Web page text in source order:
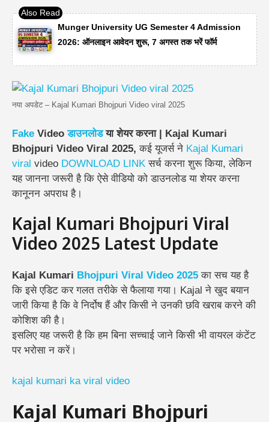
Munger University UG Semester 4 Admission
2026: ऑनलाइन आवेदन शुरू, 7 अगस्त तक भरें फॉर्म
नया अपडेट – Kajal Kumari Bhojpuri Video viral 2025
Fake Videoडाउनलोडया शेयर करना | Kajal Kumari
Bhojpuri Video Viral 2025,कई यूजर्स ने Kajal Kumari
viral video DOWNLOAD LINK सर्च करना शुरू किया, लेकिन
यह जानना जरूरी है किऐसे वीडियो को डाउनलोड या शेयर करना
कानूनन अपराध है।
Kajal Kumari Bhojpuri Viral
Video 2025 Latest Update
Kajal Kumari Bhojpuri Viral Video 2025 का सच यह है
कि इसे एडिट कर गलत तरीके से फैलाया गया। Kajal ने खुद बयान
जारी किया है कि वे निर्दोष हैं और किसी ने उनकी छवि खराब करने की
कोशिश की है।
इसलिए यह जरूरी है कि हम बिना सच्चाई जाने किसी भी वायरल कंटेंट
पर भरोसा न करें।
kajal kumari ka viral video
Kajal Kumari Bhojpuri